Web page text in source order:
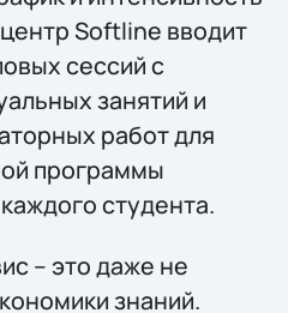
Softline вводит
сессий с
занятий и
работ для
программы
студента.
– это даже не
знаний.